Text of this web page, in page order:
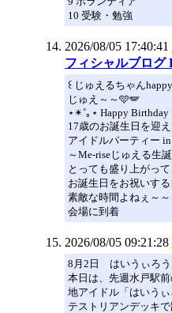
10 受験・勉強
2026/08/05 17:40:41
フィシャルブログ
꒰ じゅえるちゃん
じゅえ～～🩵🪽
‎⋆✴︎˚｡⋆ Happy Birthday
17歳のお誕生日を迎
アイドルパーティー
～Me-riseじゅえる生
とっても盛り上がっ
お誕生日をお祝いす
素敵な時間よねぇ～
会場に到着
2026/08/05 09:21:28
8月2日 はいうぃろ
本日は、先週水戸駅
地アイドル「はいう
テストリアンデッキ